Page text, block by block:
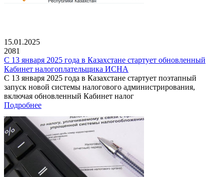
15.01.2025
2081
С 13 января 2025 года в Казахстане стартует обновленный
Кабинет налогоплательщика ИСНА
С 13 января 2025 года в Казахстане стартует поэтапный
запуск новой системы налогового администрирования,
включая обновленный Кабинет налог
Подробнее